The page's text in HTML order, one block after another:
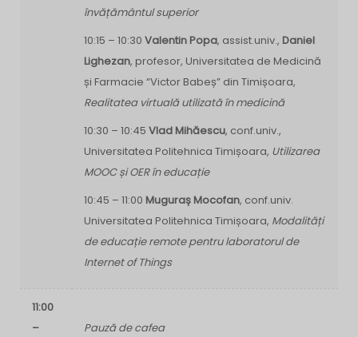
învățământul superior
10:15 – 10:30 Valentin Popa, assist.univ., Daniel
Lighezan, profesor, Universitatea de Medicină
și Farmacie “Victor Babeș” din Timișoara,
Realitatea virtuală utilizată în medicină
10:30 – 10:45 Vlad Mihăescu, conf.univ.,
Universitatea Politehnica Timișoara, Utilizarea
MOOC și OER în educație
10:45 – 11:00 Muguraș Mocofan, conf.univ.
Universitatea Politehnica Timișoara, Modalități
de educație remote pentru laboratorul de
Internet of Things
11:00
–
Pauză de cafea